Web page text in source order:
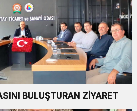
BULUŞTURAN ZİYARET